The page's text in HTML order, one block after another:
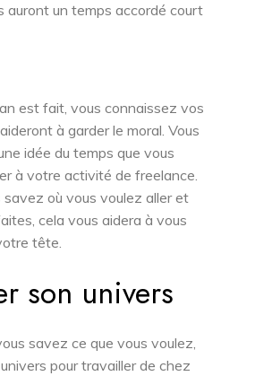
auront un temps accordé court
est fait, vous connaissez vos
à garder le moral. Vous
idée du temps que vous
à votre activité de freelance.
où vous voulez aller et
cela vous aidera à vous
tête.
son univers
savez ce que vous voulez,
pour travailler de chez